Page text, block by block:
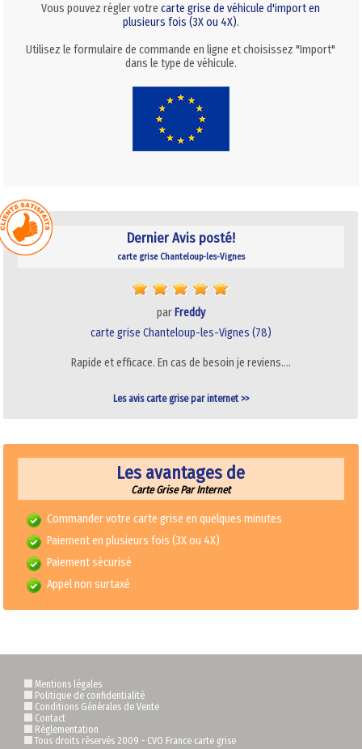
Vous pouvez régler votrecarte grise de véhicule d'import en
plusieurs fois (3X ou 4X).
Utilisez le formulaire de commande en ligne et choisissez "Import"
dans le type de véhicule.
Dernier Avis posté!
carte grise Chanteloup-les-Vignes
par Freddy
carte grise Chanteloup-les-Vignes (78)
Rapide et efficace. En cas de besoin je reviens.…
Les avis carte grise par internet >>
Les avantages de
Carte Grise Par Internet
Commander votre carte grise en quelques minutes
Paiement en plusieurs fois (3X ou 4X)
Paiement sécurisé
Appel non surtaxé
Mentions légales
Politique de confidentialité
Conditions Générales de Vente
Contact
Règlementation
Tous droits réservés 2009 - CVO France carte grise